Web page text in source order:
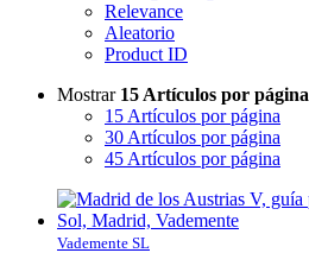
Relevance
Aleatorio
Product ID
Mostrar 15 Artículos por página
15 Artículos por página
30 Artículos por página
45 Artículos por página
Vademente SL